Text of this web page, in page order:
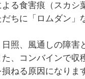
る食害痕（スカシ
ちに「ロムダン」
照、風通しの障害
、コンバインで収
ねる原因になりま